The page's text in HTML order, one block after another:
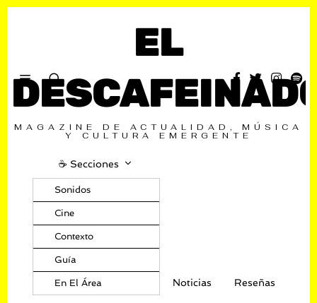
EL
MAGAZINE DE ACTUALIDAD, MÚSICA
Y CULTURA EMERGENTE
☕️ Secciones
Sonidos
Cine
Contexto
Guía
En El Área Noticias Reseñas